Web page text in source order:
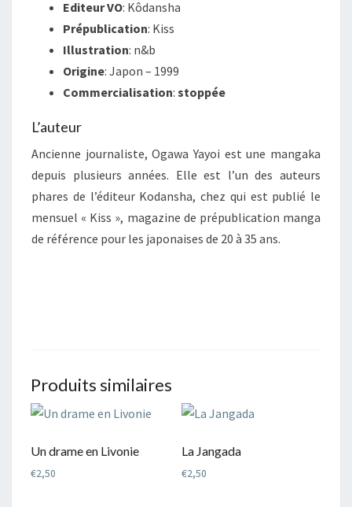
Editeur VO: Kôdansha
Prépublication: Kiss
Illustration: n&b
Origine: Japon – 1999
Commercialisation: stoppée
L’auteur
Ancienne journaliste, Ogawa Yayoi est une mangaka
depuis plusieurs années. Elle est l’un des auteurs
phares de l’éditeur Kodansha, chez qui est publié le
mensuel « Kiss », magazine de prépublication manga
de référence pour les japonaises de 20 à 35 ans.
Produits similaires
Un drame en Livonie
€2,50
La Jangada
€2,50